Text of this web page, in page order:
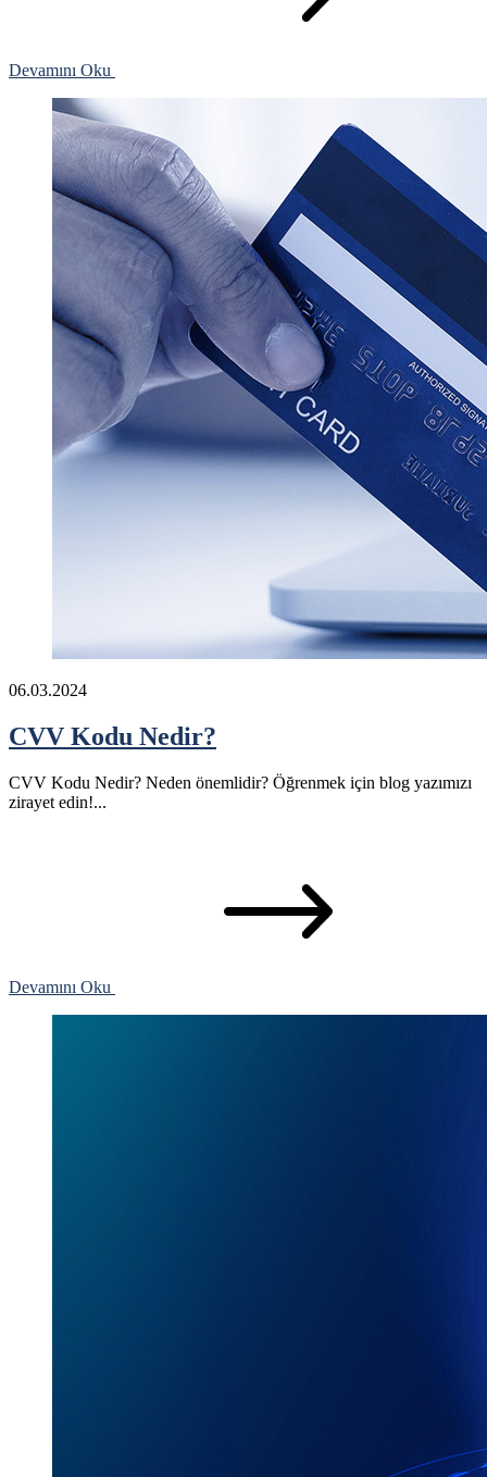
Devamını Oku
06.03.2024
CVV Kodu Nedir?
CVV Kodu Nedir? Neden önemlidir? Öğrenmek için blog yazımızı
zirayet edin!...
Devamını Oku